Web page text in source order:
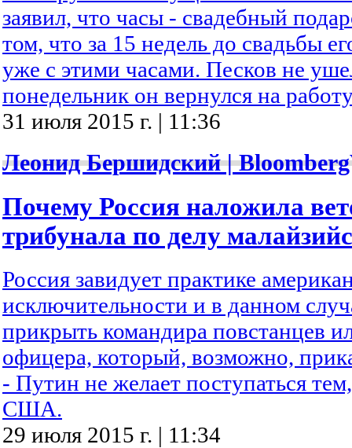
заявил, что часы - свадебный
том, что за 15 недель до свадьбы
уже с этими часами. Песков не
понедельник он вернулся на
31 июля 2015 г. | 11:36
Леонид Бершидский |
Почему Россия наложила
трибунала по делу
Россия завидует практике
исключительности и в данном
прикрыть командира повстанцев
офицера, который, возможно,
- Путин не желает поступаться
США.
29 июля 2015 г. | 11:34